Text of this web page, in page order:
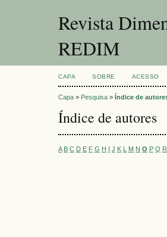
Revista
REDIM
CAPA SOBRE ACESSO
Capa > Pesquisa > Índice de
Índice de autores
A B C D E F G H I J K L M N O P Q R